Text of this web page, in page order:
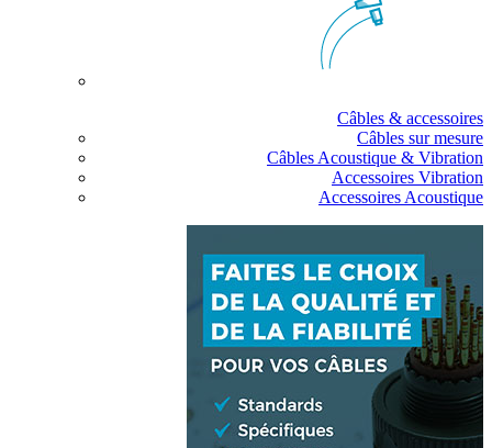
Câbles & accessoires
Câbles sur mesure
Câbles Acoustique & Vibration
Accessoires Vibration
Accessoires Acoustique